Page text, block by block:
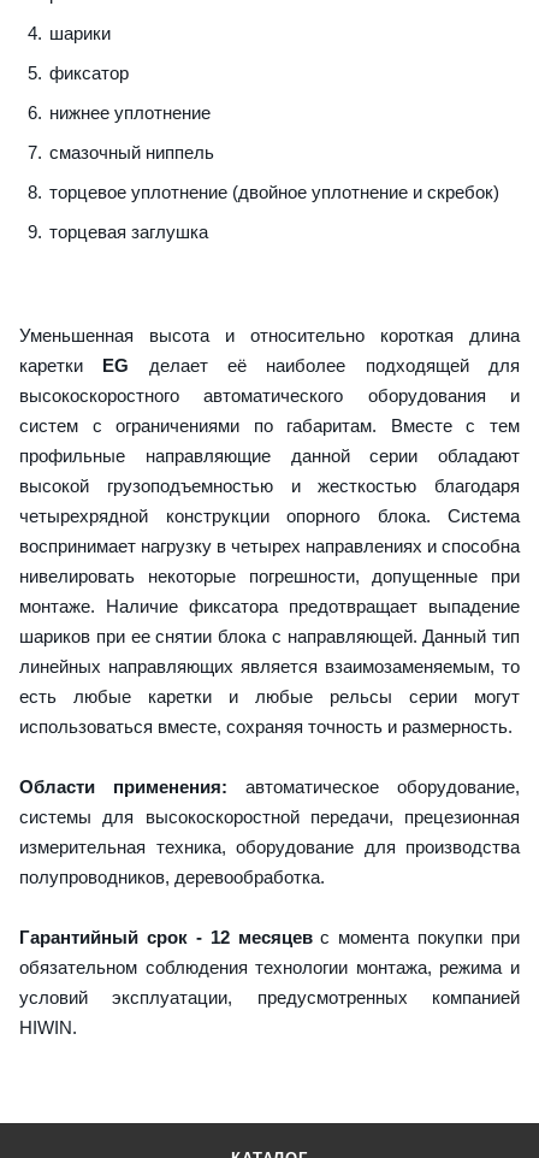
шарики
фиксатор
нижнее уплотнение
смазочный ниппель
торцевое уплотнение (двойное уплотнение и скребок)
торцевая заглушка
Уменьшенная высота и относительно короткая длина
каретки EG делает её наиболее подходящей для
высокоскоростного автоматического оборудования и
систем с ограничениями по габаритам. Вместе с тем
профильные направляющие данной серии обладают
высокой грузоподъемностью и жесткостью благодаря
четырехрядной конструкции опорного блока. Система
воспринимает нагрузку в четырех направлениях и способна
нивелировать некоторые погрешности, допущенные при
монтаже. Наличие фиксатора предотвращает выпадение
шариков при ее снятии блока с направляющей. Данный тип
линейных направляющих является взаимозаменяемым, то
есть любые каретки и любые рельсы серии могут
использоваться вместе, сохраняя точность и размерность.
Области применения: автоматическое оборудование,
системы для высокоскоростной передачи, прецезионная
измерительная техника, оборудование для производства
полупроводников, деревообработка.
Гарантийный срок - 12 месяцевс момента покупки при
обязательном соблюдения технологии монтажа, режима и
условий эксплуатации, предусмотренных компанией
HIWIN.